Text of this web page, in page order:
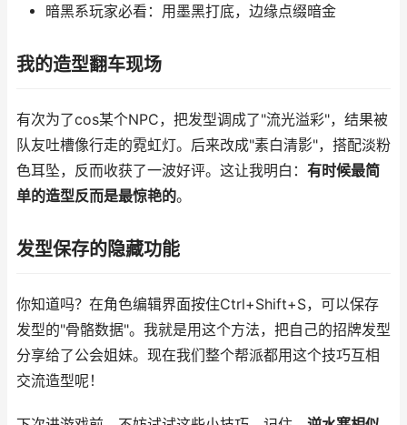
暗黑系玩家必看：用墨黑打底，边缘点缀暗金
我的造型翻车现场
有次为了cos某个NPC，把发型调成了"流光溢彩"，结果被
队友吐槽像行走的霓虹灯。后来改成"素白清影"，搭配淡粉
色耳坠，反而收获了一波好评。这让我明白： 有时候最简
单的造型反而是最惊艳的。
发型保存的隐藏功能
你知道吗？在角色编辑界面按住Ctrl+Shift+S，可以保存
发型的"骨骼数据"。我就是用这个方法，把自己的招牌发型
分享给了公会姐妹。现在我们整个帮派都用这个技巧互相
交流造型呢！